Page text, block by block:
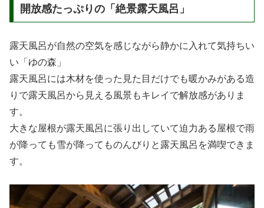
開放感たっぷりの「絶景露天風呂」
露天風呂が自然の空気を感じながら静かに入れて気持ちい
い「ゆの森」
露天風呂には木材を使った見た目だけでも暖かみがある造
りで露天風呂から見える風景もキレイで解放感がありま
す。
大きな屋根が露天風呂に張り出していて迫力ある屋根で雨
が降っても雪が降ってものんびりと露天風呂を満喫できま
す。